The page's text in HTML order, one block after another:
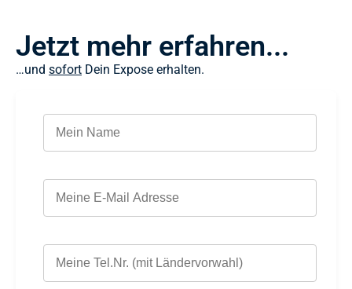
Jetzt mehr erfahren...
…und sofort Dein Expose erhalten.